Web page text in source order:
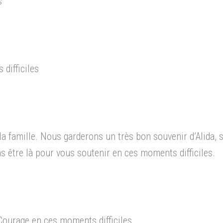
difficiles
famille. Nous garderons un très bon souvenir
être là pour vous soutenir en ces moments difficiles.
en ces moments difficiles.